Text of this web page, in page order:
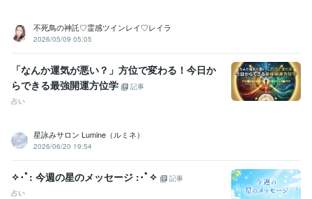
不死鳥の神託♡霊感ツインレイ♡レイラ
2026/05/09 05:05
「なんか運気が悪い？」方位で変わる！今日か
らできる最強開運方位学
記事
占い
星詠みサロン Lumine（ルミネ）
2026/06/20 19:54
✧･ﾟ: 今週の星のメッセージ :･ﾟ✧
記事
占い